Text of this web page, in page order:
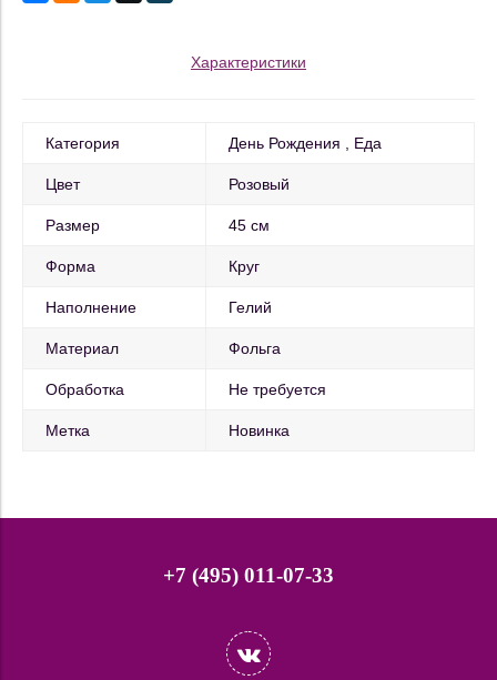
Характеристики
Категория День Рождения Еда
Цвет Розовый
Размер 45 см
Форма Круг
Наполнение Гелий
Материал Фольга
Обработка Не требуется
Метка Новинка
+7 (495) 011-07-33